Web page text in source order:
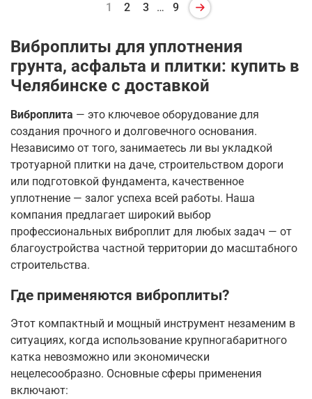
1 2 3 … 9
Виброплиты для уплотнения
грунта, асфальта и плитки: купить в
Челябинске с доставкой
Виброплита — это ключевое оборудование для
создания прочного и долговечного основания.
Независимо от того, занимаетесь ли вы укладкой
тротуарной плитки на даче, строительством дороги
или подготовкой фундамента, качественное
уплотнение — залог успеха всей работы. Наша
компания предлагает широкий выбор
профессиональных виброплит для любых задач — от
благоустройства частной территории до масштабного
строительства.
Где применяются виброплиты?
Этот компактный и мощный инструмент незаменим в
ситуациях, когда использование крупногабаритного
катка невозможно или экономически
нецелесообразно. Основные сферы применения
включают: